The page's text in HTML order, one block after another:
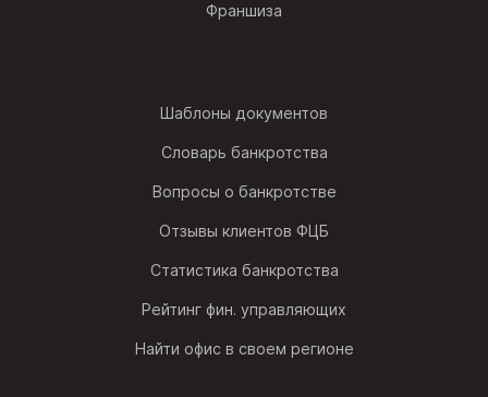
Франшиза
Шаблоны документов
Словарь банкротства
Вопросы о банкротстве
Отзывы клиентов ФЦБ
Статистика банкротства
Рейтинг фин. управляющих
Найти офис в своем регионе